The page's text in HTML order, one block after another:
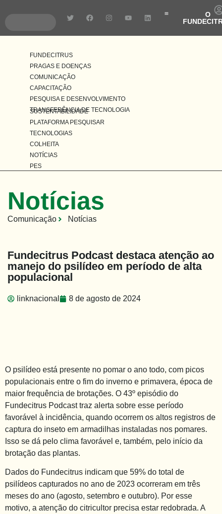
O
SUSTENTABILIDADE
PLATAFORMA PESQUISAR
TECNOLOGIAS
COLHEITA
NOTÍCIAS
PES
FUNDECITRUS
PRAGAS E DOENÇAS
COMUNICAÇÃO
CAPACITAÇÃO
PESQUISA E DESENVOLVIMENTO
TRANSFERÊNCIA DE TECNOLOGIA
Notícias
Comunicação Notícias
linknacional 8 de agosto de 2024
Fundecitrus Podcast destaca atenção ao
manejo do psilídeo em período de alta
populacional
O psilídeo está presente no pomar o ano todo, com picos
populacionais entre o fim do inverno e primavera, época de
maior frequência de brotações. O 43º episódio do
Fundecitrus Podcast traz alerta sobre esse período
favorável à incidência, quando ocorrem os altos registros de
captura do inseto em armadilhas instaladas nos pomares.
Isso se dá pelo clima favorável e, também, pelo início da
brotação das plantas.
Dados do Fundecitrus indicam que 59% do total de
psilídeos capturados no ano de 2023 ocorreram em três
meses do ano (agosto, setembro e outubro). Por esse
motivo, a atenção do citricultor precisa estar redobrada. A